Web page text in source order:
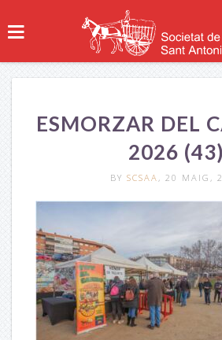
ESMORZAR DEL
2026 (43)
BY SCSAA , 20 MAIG,